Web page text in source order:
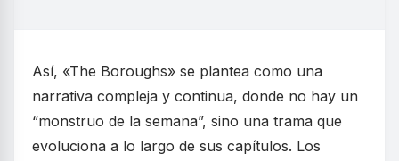
Así, «The Boroughs» se plantea como una
narrativa compleja y continua, donde no hay un
“monstruo de la semana”, sino una trama que
evoluciona a lo largo de sus capítulos. Los